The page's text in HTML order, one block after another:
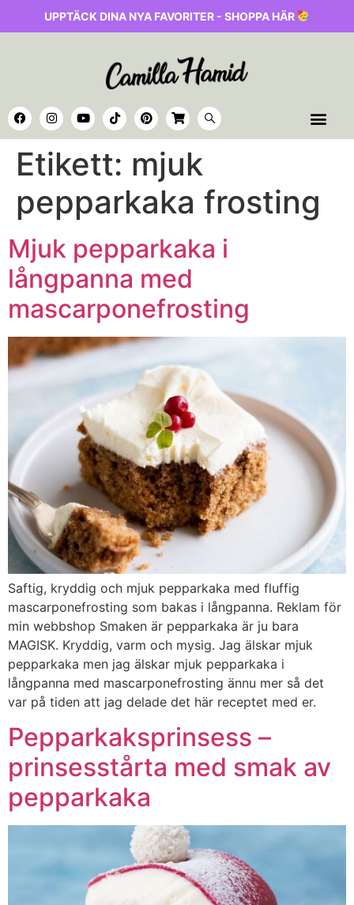
UPPTÄCK DINA NYA FAVORITER - SHOPPA HÄR
Etikett: mjuk
pepparkaka frosting
Mjuk pepparkaka i
långpanna med
mascarponefrosting
Saftig, kryddig och mjuk pepparkaka med fluffig
mascarponefrosting som bakas i långpanna. Reklam för
min webbshop Smaken är pepparkaka är ju bara
MAGISK. Kryddig, varm och mysig. Jag älskar mjuk
pepparkaka men jag älskar mjuk pepparkaka i
långpanna med mascarponefrosting ännu mer så det
var på tiden att jag delade det här receptet med er.
Pepparkaksprinsess –
prinsesstårta med smak av
pepparkaka